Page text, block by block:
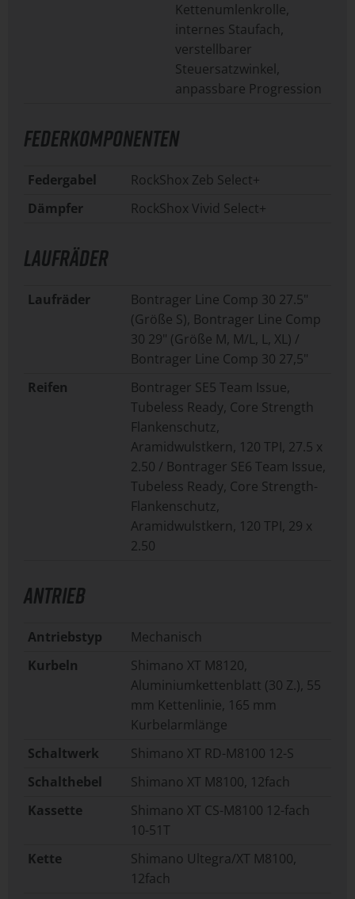
Kettenumlenkrolle,
internes Staufach,
verstellbarer
Steuersatzwinkel,
anpassbare Progression
FEDERKOMPONENTEN
Federgabel
RockShox Zeb Select+
Dämpfer
RockShox Vivid Select+
LAUFRÄDER
Laufräder
Bontrager Line Comp 30 27.5"
(Größe S), Bontrager Line Comp
30 29" (Größe M, M/L, L, XL) /
Bontrager Line Comp 30 27,5"
Reifen
Bontrager SE5 Team Issue,
Tubeless Ready, Core Strength
Flankenschutz,
Aramidwulstkern, 120 TPI, 27.5 x
2.50 / Bontrager SE6 Team Issue,
Tubeless Ready, Core Strength-
Flankenschutz,
Aramidwulstkern, 120 TPI, 29 x
2.50
ANTRIEB
Antriebstyp
Mechanisch
Kurbeln
Shimano XT M8120,
Aluminiumkettenblatt (30 Z.), 55
mm Kettenlinie, 165 mm
Kurbelarmlänge
Schaltwerk
Shimano XT RD-M8100 12-S
Schalthebel
Shimano XT M8100, 12fach
Kassette
Shimano XT CS-M8100 12-fach
10-51T
Kette
Shimano Ultegra/XT M8100,
12fach